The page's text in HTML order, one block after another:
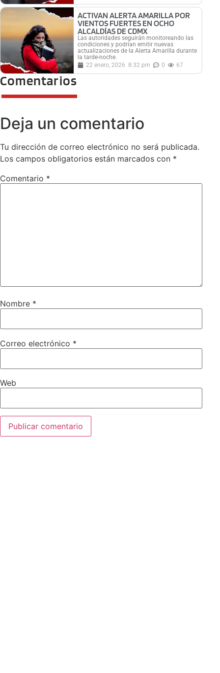
ACTIVAN ALERTA AMARILLA POR
VIENTOS FUERTES EN OCHO
ALCALDÍAS DE CDMX
Las autoridades seguirán monitoreando las
condiciones y podrían emitir nuevas
actualizaciones de la Alerta Amarilla durante
la tarde-noche.
22 enero, 2026 8:32 pm 0 67
Comentarios
Deja un comentario
Tu dirección de correo electrónico no será publicada.
Los campos obligatorios están marcados con *
Comentario *
Nombre *
Correo electrónico *
Web